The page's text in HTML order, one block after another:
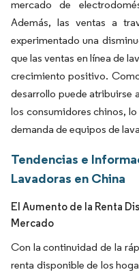
mercado de
Además, las ventas a
experimentado una
que las ventas en línea de
crecimiento positivo.
desarrollo puede atribuirse
los consumidores chinos,
demanda de equipos de
Tendencias e
Lavadoras en China
El Aumento de la Renta
Mercado
Con la continuidad de la
renta disponible de los